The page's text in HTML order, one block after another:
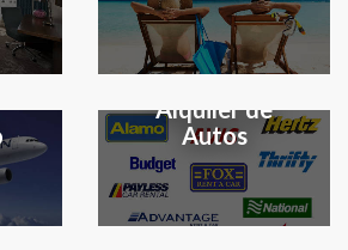
Alquiler de
Autos